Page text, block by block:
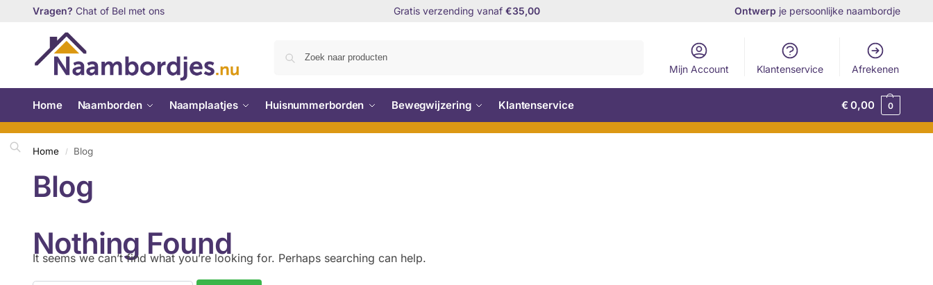
Vragen? Chat of Bel met ons Gratis verzending vanaf€35,00 Ontwerp je persoonlijke naambordje
Mijn Account Klantenservice Afrekenen
Home Naamborden Naamplaatjes Huisnummerborden Bewegwijzering Klantenservice € 0,00 0
Home / Blog
Blog
Nothing Found
It seems we can’t find what you’re looking for. Perhaps searching can help.